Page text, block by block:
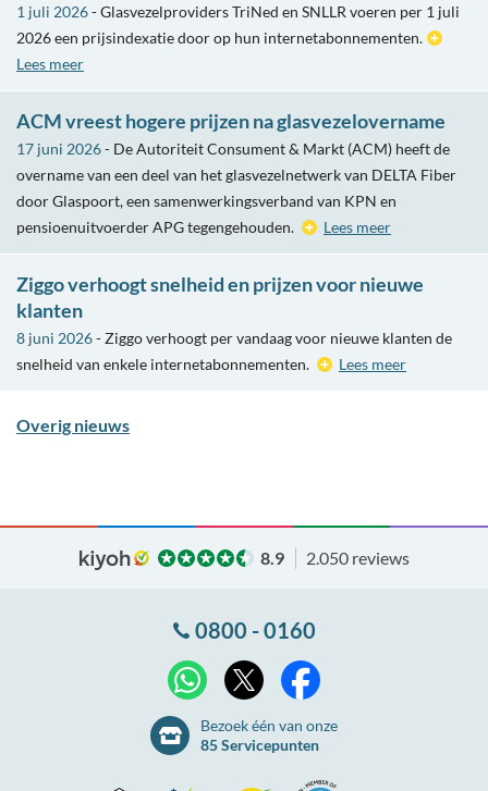
1 juli 2026- Glasvezelproviders TriNed en SNLLR voeren per 1 juli
2026 een prijsindexatie door op hun internetabonnementen.
Lees meer
ACM vreest hogere prijzen na glasvezelovername
17 juni 2026- De Autoriteit Consument & Markt (ACM) heeft de
overname van een deel van het glasvezelnetwerk van DELTA Fiber
door Glaspoort, een samenwerkingsverband van KPN en
pensioenuitvoerder APG tegengehouden.
Lees meer
Ziggo verhoogt snelheid en prijzen voor nieuwe
klanten
8 juni 2026- Ziggo verhoogt per vandaag voor nieuwe klanten de
snelheid van enkele internetabonnementen.
Lees meer
Overig nieuws
8.9 2.050 reviews
0800 - 0160
WhatsApp
Bezoek één van onze
85 Servicepunten